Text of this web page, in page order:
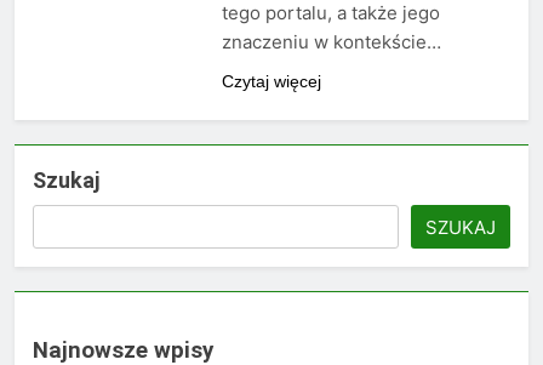
tego portalu, a także jego
znaczeniu w kontekście…
Czytaj więcej
Szukaj
SZUKAJ
Najnowsze wpisy